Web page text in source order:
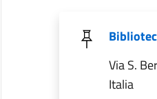
Via S.
Italia